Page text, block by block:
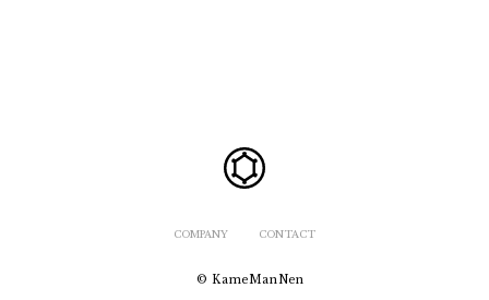
COMPANY CONTACT
© KameManNen